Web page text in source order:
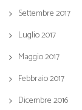
Settembre 2017
Luglio 2017
Maggio 2017
Febbraio 2017
Dicembre 2016